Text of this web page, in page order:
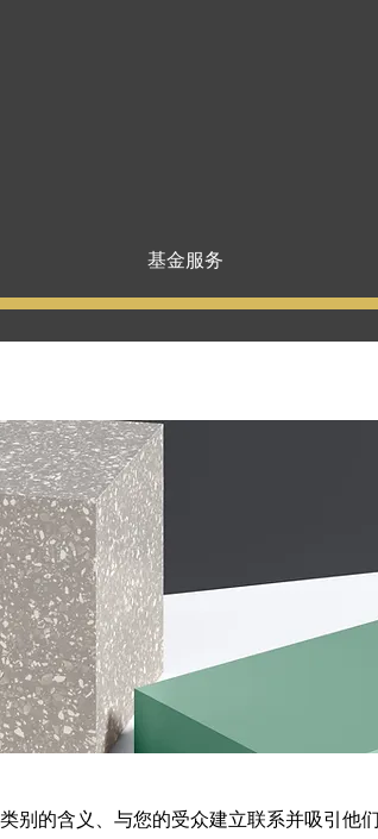
基金服务
别的含义、与您的受众建立联系并吸引他